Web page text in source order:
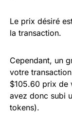
Le prix désiré
la transaction.
Cependant, un
votre
$105.60 prix de
avez donc subi
tokens).